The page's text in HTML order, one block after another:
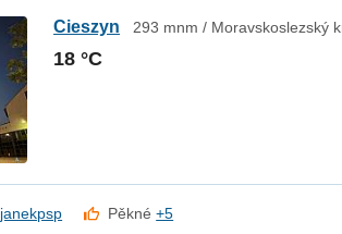
Cieszyn 293 mnm / Moravskoslezský
18 °C
janekpsp Pěkné+5